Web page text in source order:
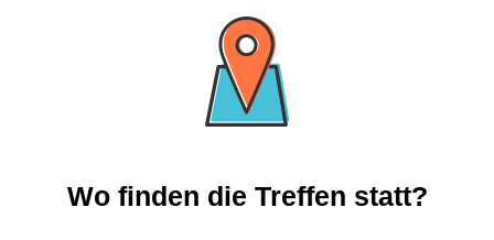
Wo finden die Treffen statt?